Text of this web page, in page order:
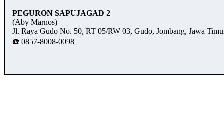
PEGURON SAPUJAGAD 2
(Aby Marnos)
Jl. Raya Gudo No. 50, RT 05/RW 03, Gudo, Jombang, Jawa
☎️ 0857-8008-0098